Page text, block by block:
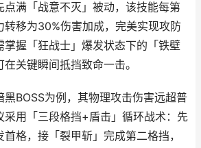
点满「战意不灭」被动，该技能每第
转移为30%伤害加成，完美实现攻防
掌握「狂战士」爆发状态下的「铁壁
关键瞬间抵挡致命一击。
黑BOSS为例，其物理攻击伤害远超普
采用「三段格挡+盾击」循环战术：先
格，接「裂甲斩」完成第二格挡，